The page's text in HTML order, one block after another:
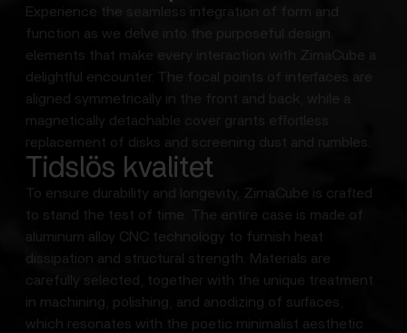
Experience the seamless integration of form and
function as we delve into the purposeful design
elements that make every interaction with ZimaCube a
delightful encounter. The focal points of interfaces are
aligned symmetrically in the front and back, while a
magnetically detachable cover grants effortless
replacement of disks and screening dust and rumbles.
Tidslös kvalitet
To ensure durability and longevity, ZimaCube is crafted
to stand the test of time. The entire case is made of
aluminum alloy CNC technology to furnish heat
dissipation and structural strength. Materials are
carefully selected, together with the unique treatment
in machining, polishing, and anodizing of surfaces,
which resonates with the poetic minimalist aesthetic